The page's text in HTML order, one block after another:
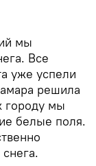
мы
Все
уже успели
решила
городу мы
белые поля.